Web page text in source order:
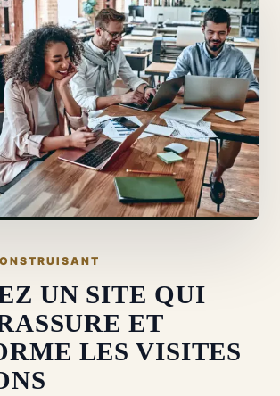
UN SITE QUI
ET
LES VISITES